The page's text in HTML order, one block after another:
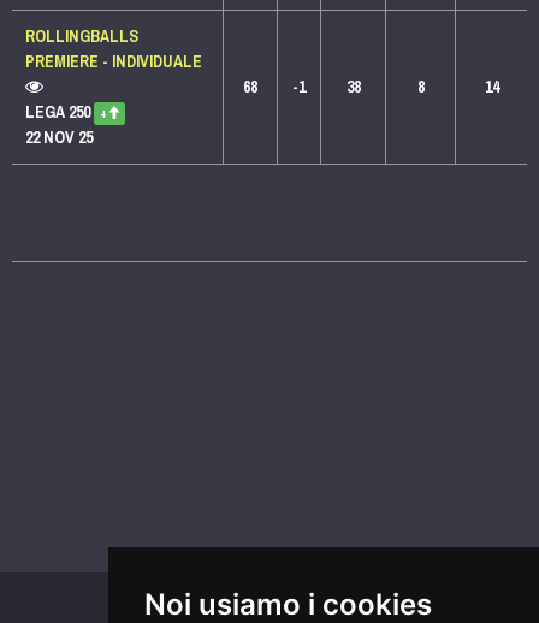
Noi usiamo i cookies
ROLLINGBALLS
PREMIERE - INDIVIDUALE
LEGA 250 +
22 NOV 25
68 -1 38 8 14